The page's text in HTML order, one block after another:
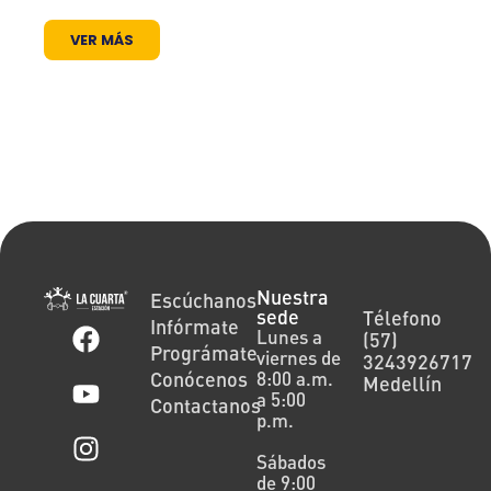
VER MÁS
Escúchanos
Infórmate
Prográmate
Conócenos
Contactanos
Nuestra
sede
Lunes a
viernes de
8:00 a.m.
a 5:00
p.m.
Sábados
de 9:00
Télefono
(57)
3243926717
Medellín